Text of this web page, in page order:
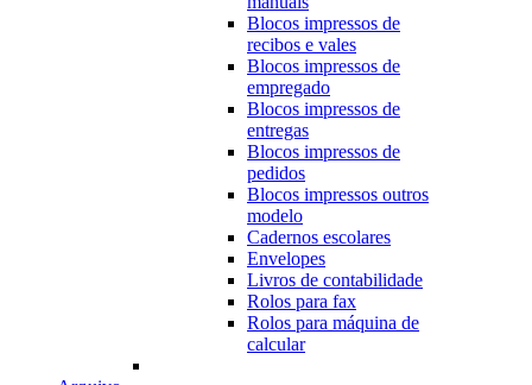
Blocos impressos de
recibos e vales
Blocos impressos de
empregado
Blocos impressos de
entregas
Blocos impressos de
pedidos
Blocos impressos outros
modelo
Cadernos escolares
Envelopes
Livros de contabilidade
Rolos para fax
Rolos para máquina de
calcular